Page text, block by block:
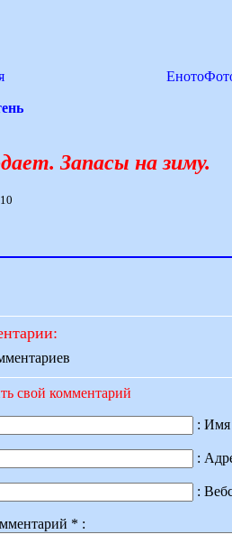
Запасы на зиму.
свой комментарий
:
:
:
* :